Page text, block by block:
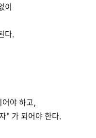
이
다.
야 하고,
" 가 되어야 한다.